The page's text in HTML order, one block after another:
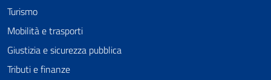
Turismo
Mobilità e trasporti
Giustizia e sicurezza pubblica
Tributi e finanze